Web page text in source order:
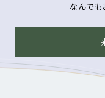
なんでも